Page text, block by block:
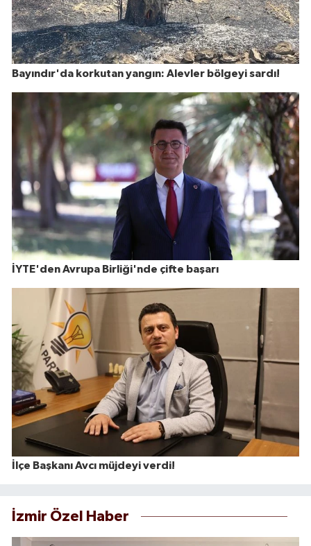
Bayındır'da korkutan yangın: Alevler bölgeyi sardı!
İYTE'den Avrupa Birliği'nde çifte başarı
İlçe Başkanı Avcı müjdeyi verdi!
İzmir Özel Haber